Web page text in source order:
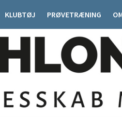
KLUBTØJ PRØVETRÆNING